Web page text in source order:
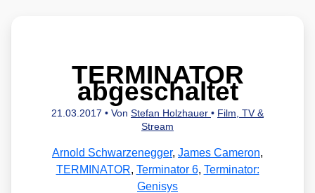
TERMINATOR
abgeschaltet
21.03.2017 • Von Stefan Holzhauer • Film, TV &
Stream
Arnold Schwarzenegger, James Cameron,
TERMINATOR, Terminator 6, Terminator:
Genisys